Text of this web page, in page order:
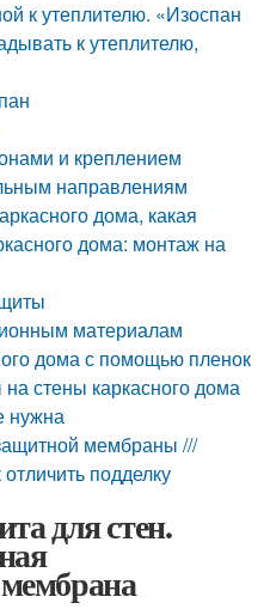
к утеплителю. «Изоспан
к утеплителю,
и креплением
направлениям
дома, какая
дома: монтаж на
материалам
дома с помощью пленок
стены каркасного дома
нужна
мембраны ///
подделку
для стен.